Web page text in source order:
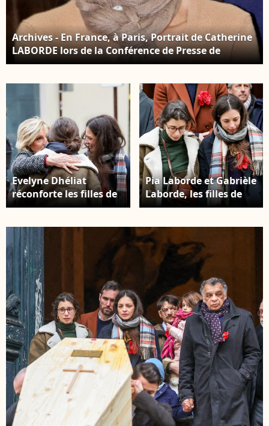
Archives - En France, à Paris, Portrait de Catherine
LABORDE lors de la Conférence de Presse de
lancement de la Vente Généreuse Multi marques
Jean-Jacques Descamps via Bestimage
Evelyne Dhéliat
réconforte les filles de
C.Laborde, Pia Laborde
Sortie des obsèques de
Catherine Laborde en
l'église Saint-Roch à
Paris, le 6 février 2025.
Décédée le 28 janvier
2025 à l'âge de 73 ans,
l'ancienne
présentatrice météo de
TF1 (1988 - 2017) était
atteinte de la maladie
neurodégénérative à
corps de Lewy. ©
Jacovides - Moreau /
Bestimage
Pia Laborde et Gabrièle
Laborde, les filles de
C.Laborde - Sortie des
Laborde en l'église
Saint-Roch à Paris, le 6
février 2025. Décédée le
28 janvier 2025 à l'âge
de 73 ans, l'ancienne
présentatrice météo de
TF1 (1988 - 2017) était
atteinte de la maladie
neurodégénérative à
corps de Lewy. ©
Jacovides - Moreau /
Bestimage